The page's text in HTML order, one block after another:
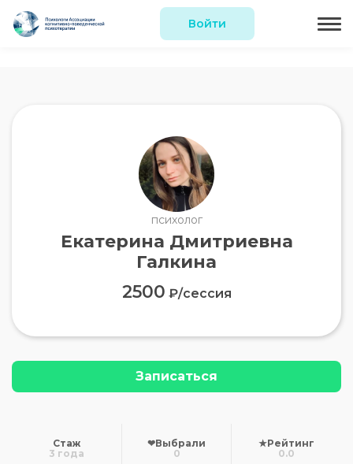
Войти
психолог
Екатерина Дмитриевна
Галкина
2500 ₽/сессия
Записаться
Стаж
3 года
❤Выбрали
0
★Рейтинг
0.0